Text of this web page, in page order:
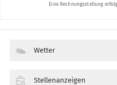
Wetter
Stellenanzeigen